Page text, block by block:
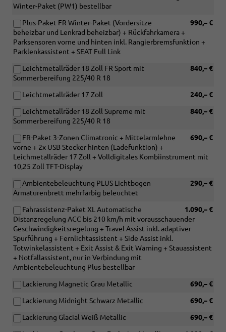
Winter-Paket (PW1) bestellbar
990,– €
Plus-Paket FR Winter-Paket (Vordersitze
beheizbar und Lenkrad beheizbar) + Rückfahrkamera +
Parksensoren vorne und hinten inkl. Rangierbremsfunktion +
Parklenkassistent + SEAT Full Link
840,– €
Leichtmetallräder 18 Zoll FR Sport mit
Sommerbereifung 225/40 R 18
240,– €
Leichtmetallräder 17 Zoll
840,– €
Leichtmetallräder 18 Zoll Supreme mit
Sommerbereifung 225/40 R 18
690,– €
FR-Paket 3-Zonen Climatronic + Mittelarmlehne
vorne + 2x USB Stecker hinten (Ladefunktion) +
Leichmetallräder 17 Zoll + Volldigitales Kombiinstrument mit
10,25 Zoll TFT-Display
290,– €
Ambientebeleuchtung PLUS Lichtbogen
Armaturenbrett mehrfarbig beleuchtet
1.090,– €
Fahrassistenz-Paket XL Automatische
Distanzregelung ACC bis 210 km/h mit vorausschauender
Geschwindigkeitsregelung + Travel Assist inkl. adaptiver
Spurführung + Fernlichtassistent + Side Assist inkl.
Totwinkelassistent + Exit Assist & Exit Warning + Stauassistent
+ Notfallassistent, nur in Verbindung mit
Ambientebeleuchtung Plus bestellbar
690,– €
Lackierung Magnetic Grau Metallic
690,– €
Lackierung Midnight Schwarz Metallic
690,– €
Lackierung Glacial Weiß Metallic